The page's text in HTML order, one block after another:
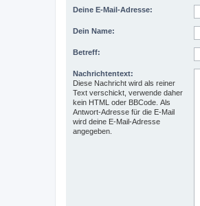
Deine E-Mail-Adresse:
Dein Name:
Betreff:
Nachrichtentext:
Diese Nachricht wird als reiner
Text verschickt, verwende daher
kein HTML oder BBCode. Als
Antwort-Adresse für die E-Mail
wird deine E-Mail-Adresse
angegeben.